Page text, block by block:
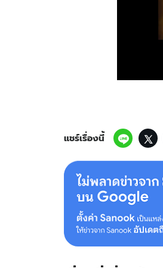
แชร์เรื่องนี้